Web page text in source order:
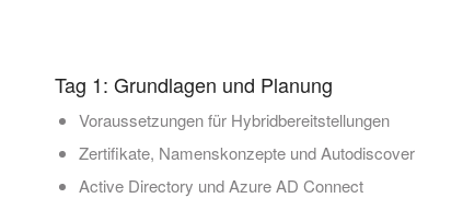
Tag 1: Grundlagen und Planung
Voraussetzungen für Hybridbereitstellungen
Zertifikate, Namenskonzepte und Autodiscover
Active Directory und Azure AD Connect